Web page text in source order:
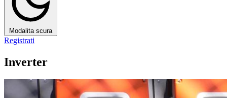
Modalita scura
Registrati
Inverter